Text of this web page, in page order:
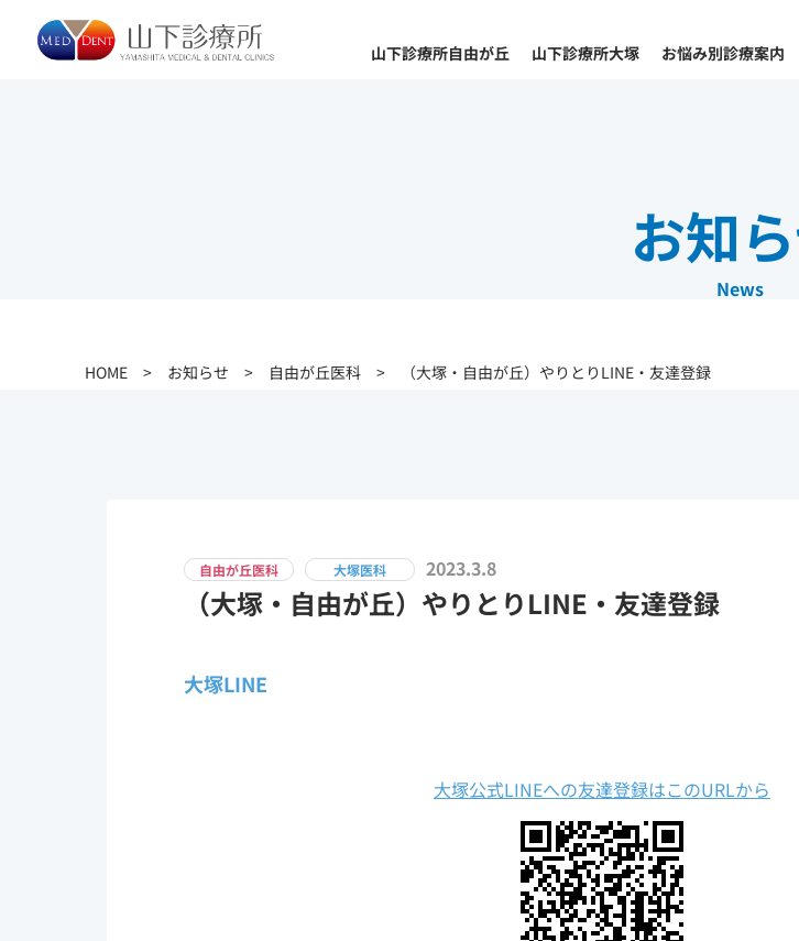
山下診療所自由が丘
山下診療所大塚 お悩み別診療案内
お知
News
HOME > お知らせ > 自由が丘医科 > （大塚・自由が丘）やりとりLINE・友達登録
自由が丘医科 大塚医科 2023.3.8
（大塚・自由が丘）やりとりLINE・友達登録
大塚LINE
大塚公式LINEへの友達登録はこのURLから